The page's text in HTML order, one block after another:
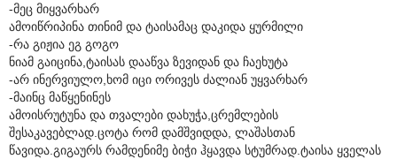
-მეც მიყვარხარ
ამოიწრიპინა თინიმ და ტაისამაც დაკიდა ყურმილი
-რა გიჟია ეგ გოგო
ნიამ გაიცინა,ტაისას დააწვა ზევიდან და ჩაეხუტა
-არ ინერვიულო,ხომ იცი ორივეს ძალიან უყვარხარ
-მაინც მაწყენინეს
ამოისრუტუნა და თვალები დახუჭა,ცრემლების
შესაკავებლად.ცოტა რომ დამშვიდდა, ლაშასთან
წავიდა.გიგაურს რამდენიმე ბიჭი ჰყავდა სტუმრად.ტაისა ყველას